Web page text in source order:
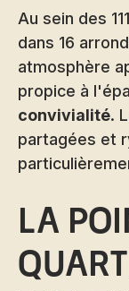
Au sein des
dans 16
atmosphère
propice à
convivialité.
partagées et
La